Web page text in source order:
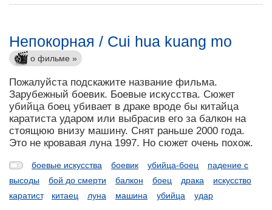
Непокорная / Cui hua kuang mo
о фильме »
Пожалуйста подскажите название фильма.
Зарубежный боевик. Боевые искусства. Сюжет
убийца боец убивает в драке вроде бы китайца
каратиста ударом или выбрасив его за балкон на
стоящюю внизу машину. Снят раньше 2000 года.
Это не кровавая луна 1997. Но сюжет очень похож.
боевые искусства боевик убийца-боец
падение с
высоды
бой до смерти балкон боец драка
искусство
каратист
китаец луна машина убийца удар